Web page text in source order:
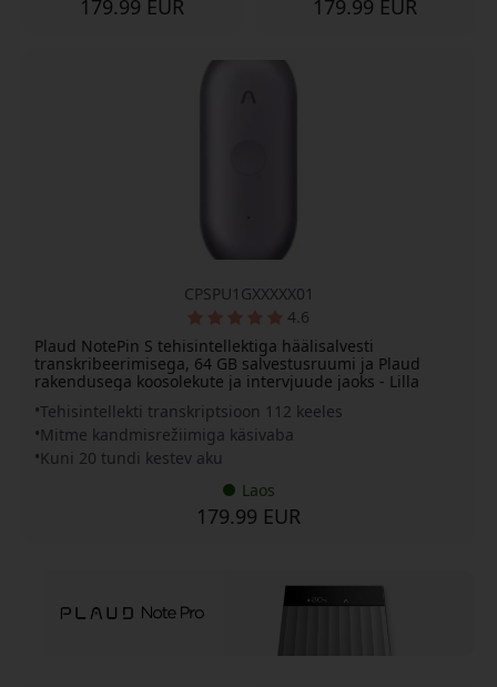
179.99 EUR 179.99 EUR
CPSPU1GXXXXX01
4.6
Plaud NotePin S tehisintellektiga häälisalvesti
transkribeerimisega, 64 GB salvestusruumi ja Plaud
rakendusega koosolekute ja intervjuude jaoks - Lilla
Tehisintellekti transkriptsioon 112 keeles
Mitme kandmisrežiimiga käsivaba
Kuni 20 tundi kestev aku
Laos
179.99 EUR